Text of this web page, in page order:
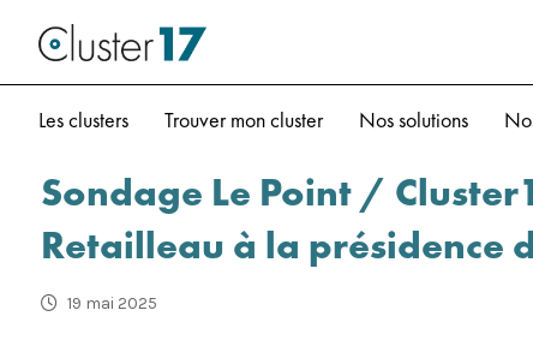
Les clusters Trouver mon cluster Nos solutions
Sondage Le Point /
Retailleau à la présidence
19 mai 2025